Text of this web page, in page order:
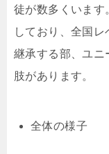
徒が数多くいます
しており、全国
継承する部、ユニ
肢があります。
全体の様子